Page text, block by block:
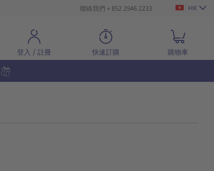
聯絡我們 + 852 2946 2233 HK
登入 / 註冊 快速訂購 購物車